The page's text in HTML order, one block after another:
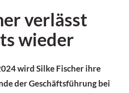
verlässt
wieder
wird Silke Fischer ihre
der Geschäftsführung bei